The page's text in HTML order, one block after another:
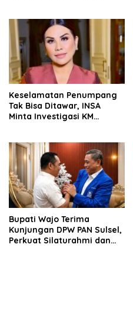
Keselamatan Penumpang
Tak Bisa Ditawar, INSA
Minta Investigasi KM
Bupati Wajo Terima
Kunjungan DPW PAN Sulsel,
Perkuat Silaturahmi dan